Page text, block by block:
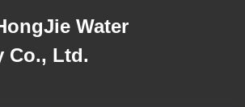
Water
Co., Ltd.